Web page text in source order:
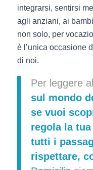
integrarsi, sentirsi
agli anziani, ai
non solo, per
è l’unica occasione
di noi.
Per leggere
sul mondo
se vuoi
regola la
tutti i
rispettare,